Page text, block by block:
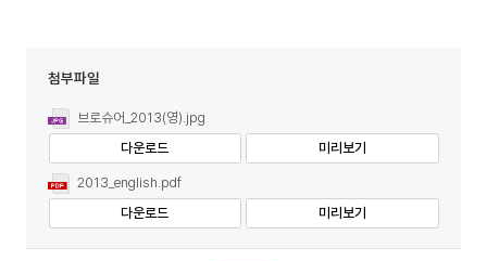
첨부파일
브로슈어_2013(영).jpg
다운로드
미리보기
2013_english.pdf
다운로드
미리보기